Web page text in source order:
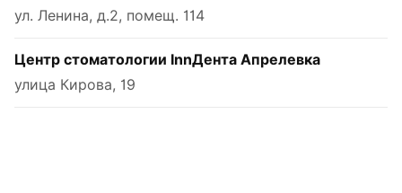
ул. Ленина, д.2, помещ. 114
Центр стоматологии InnДента Апрелевка
улица Кирова, 19